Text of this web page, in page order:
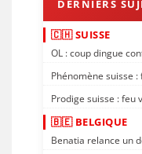
🇨🇭 SUISSE
OL : coup dingue
Phénomène suisse :
Prodige suisse : feu
🇧🇪 BELGIQUE
Benatia relance un